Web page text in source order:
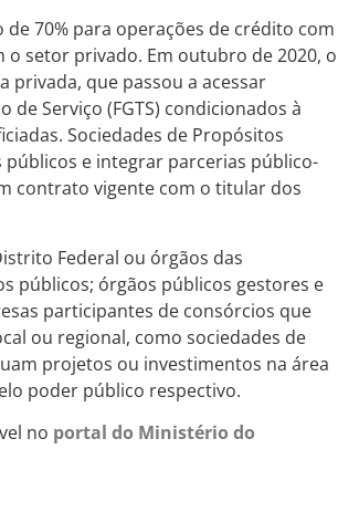
70% para operações de crédito com
setor privado. Em outubro de 2020, o
privada, que passou a acessar
Serviço (FGTS) condicionados à
Sociedades de Propósitos
públicos e integrar parcerias público-
contrato vigente com o titular dos
Federal ou órgãos das
públicos; órgãos públicos gestores e
participantes de consórcios que
ou regional, como sociedades de
projetos ou investimentos na área
poder público respectivo.
no portal do Ministério do